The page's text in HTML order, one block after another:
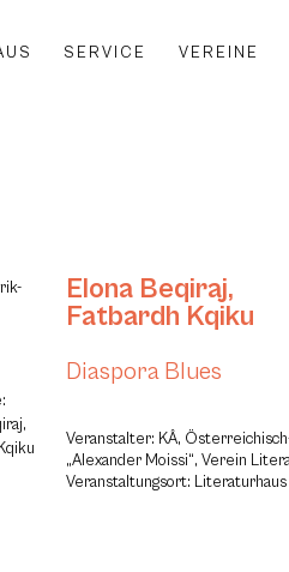
SERVICE VEREINE
Elona Beqiraj,
Fatbardh Kqiku
Diaspora Blues
Veranstalter: KÂ,
„Alexander Moissi“, Verein
Veranstaltungsort: Literaturhaus